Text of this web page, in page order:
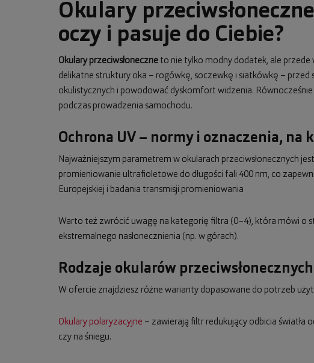
Okulary
oczy i pasuje do Ciebie?
Okulary przeciwsłoneczne to nie tylko modny dodatek, ale
delikatne struktury oka – rogówkę, soczewkę i siatkówkę – przed
okulistycznych i powodować dyskomfort widzenia.
podczas prowadzenia samochodu.
Ochrona UV – normy i oznaczenia, na
Najważniejszym parametrem w okularach przeciwsłonecznych
promieniowanie ultrafioletowe do długości fali 400 nm, co
Europejskiej i badania transmisji promieniowania
Warto też zwrócić uwagę na kategorię filtra (0–4), która mówi o
ekstremalnego nasłonecznienia (np. w górach).
Rodzaje okularów przeciwsłonecznych
W ofercie znajdziesz różne warianty dopasowane do potrzeb
Okulary polaryzacyjne – zawierają filtr redukujący odbicia światła
czy na śniegu.